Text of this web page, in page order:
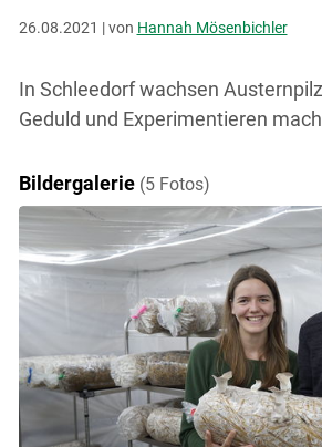
26.08.2021 | von Hannah Mösenbichler
In Schleedorf wachsen
Geduld und Experimentieren
Bildergalerie (5 Fotos)